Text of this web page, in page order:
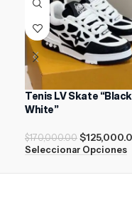
Tenis LV Skate “Black
White”
$170,000.00 $
Seleccionar Opciones